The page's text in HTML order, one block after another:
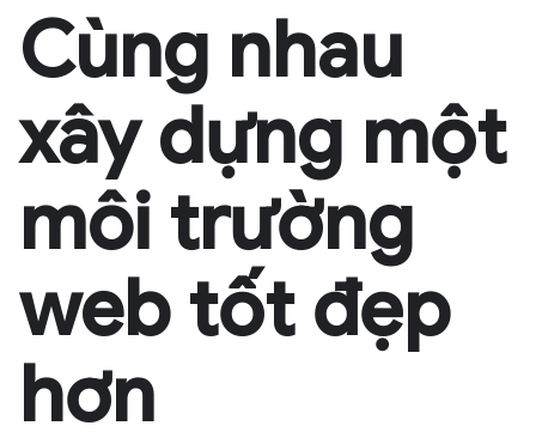
Cùng nhau
xây dựng một
môi trường
web tốt đẹp
hơn